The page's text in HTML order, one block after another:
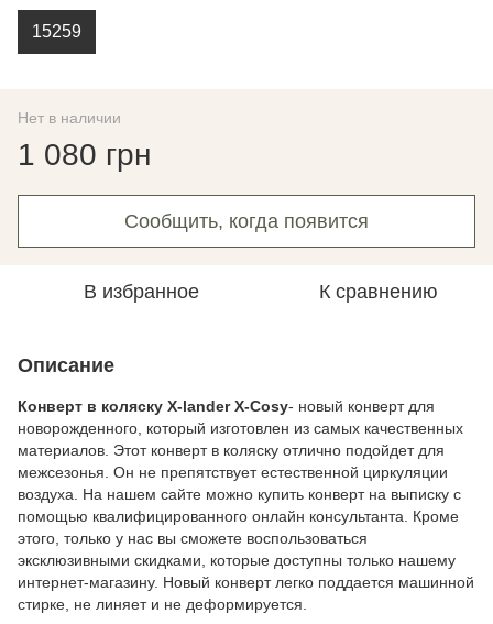
15259
Нет в наличии
1 080 грн
Сообщить, когда появится
В избранное К сравнению
Описание
Конверт в коляcку X-lander X-Cosy- новый конверт для
новорожденного, который изготовлен из самых качественных
материалов. Этот конверт в коляску отлично подойдет для
межсезонья. Он не препятствует естественной циркуляции
воздуха. На нашем сайте можно купить конверт на выписку с
помощью квалифицированного онлайн консультанта. Кроме
этого, только у нас вы сможете воспользоваться
эксклюзивными скидками, которые доступны только нашему
интернет-магазину. Новый конверт легко поддается машинной
стирке, не линяет и не деформируется.